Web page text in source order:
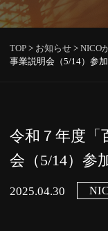
TOP > お知らせ >NICO
事業説明会（5/14）参
令和７年度「
会（5/14）参
2025.04.30